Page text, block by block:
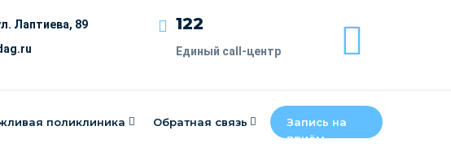
Лаптиева, 89
122
Единый call-центр
поликлиника Обратная связь
Запись на
приём